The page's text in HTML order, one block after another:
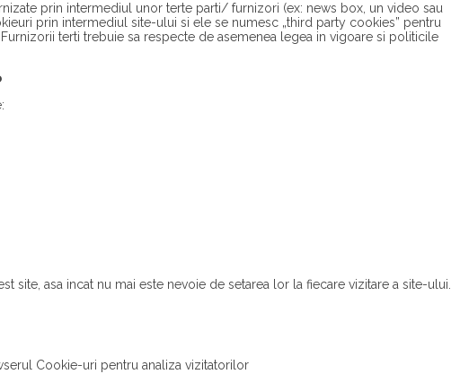
prin intermediul unor terte parti/ furnizori (ex: news box, un video sau
prin intermediul site-ului si ele se numesc „third party cookies” pentru
terti trebuie sa respecte de asemenea legea in vigoare si politicile
site, asa incat nu mai este nevoie de setarea lor la fiecare vizitare a site-ului.
Cookie-uri pentru analiza vizitatorilor